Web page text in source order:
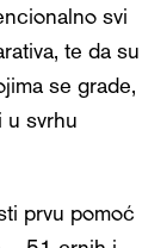
svi
te da su
se grade,
u svrhu
prvu pomoć